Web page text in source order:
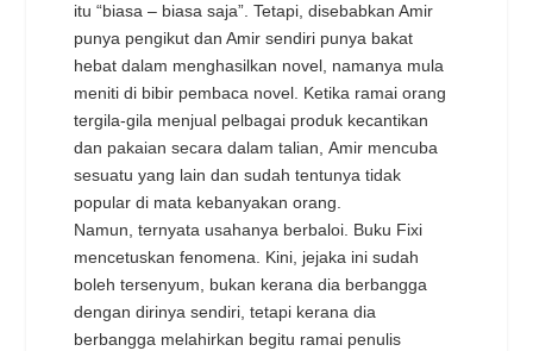
itu “biasa – biasa saja”. Tetapi, disebabkan Amir
punya pengikut dan Amir sendiri punya bakat
hebat dalam menghasilkan novel, namanya mula
meniti di bibir pembaca novel. Ketika ramai orang
tergila-gila menjual pelbagai produk kecantikan
dan pakaian secara dalam talian, Amir mencuba
sesuatu yang lain dan sudah tentunya tidak
popular di mata kebanyakan orang.
Namun, ternyata usahanya berbaloi. Buku Fixi
mencetuskan fenomena. Kini, jejaka ini sudah
boleh tersenyum, bukan kerana dia berbangga
dengan dirinya sendiri, tetapi kerana dia
berbangga melahirkan begitu ramai penulis